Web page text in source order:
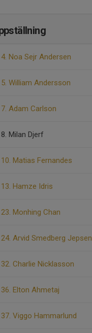
4. Noa Sejr Andersen
5. William Andersson
7. Adam Carlson
8. Milan Djerf
10. Matias Fernandes
13. Hamze Idris
23. Monhing Chan
24. Arvid Smedberg Jepsen
32. Charlie Nicklasson
36. Elton Ahmetaj
37. Viggo Hammarlund